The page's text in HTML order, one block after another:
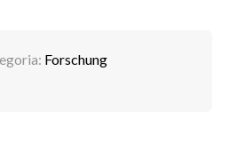
Forschung